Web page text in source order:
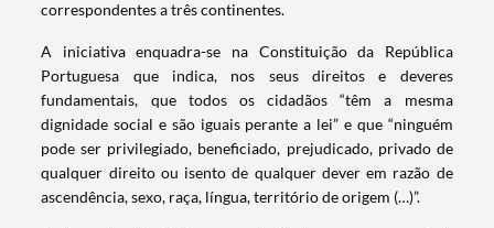
correspondentes a três continentes.
A iniciativa enquadra-se na Constituição da República
Portuguesa que indica, nos seus direitos e deveres
fundamentais, que todos os cidadãos “têm a mesma
dignidade social e são iguais perante a lei” e que “ninguém
pode ser privilegiado, beneficiado, prejudicado, privado de
qualquer direito ou isento de qualquer dever em razão de
ascendência, sexo, raça, língua, território de origem (…)”.